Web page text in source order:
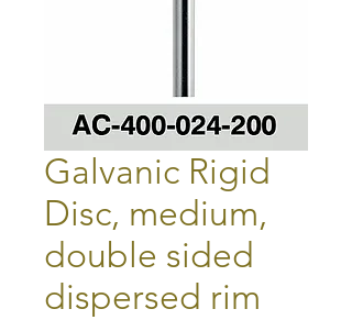
Galvanic Rigid
Disc, medium,
double sided
dispersed rim